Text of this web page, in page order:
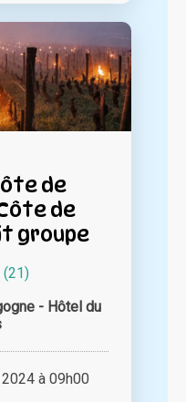
de
de
groupe
(21)
- Hôtel du
à 09h00